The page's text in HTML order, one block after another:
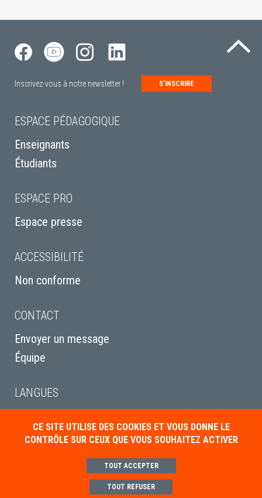
Inscrivez-vous à notre newsletter ! S’INSCRIRE
ESPACE PÉDAGOGIQUE
Enseignants
Étudiants
ESPACE PRO
Espace presse
ACCESSIBILITÉ
Non conforme
CONTACT
Envoyer un message
Équipe
LANGUES
Italiano
Politique de gestion des cookies
CE SITE UTILISE DES COOKIES ET VOUS DONNE LE
CONTRÔLE SUR CEUX QUE VOUS SOUHAITEZ ACTIVER
TOUT ACCEPTER
TOUT REFUSER